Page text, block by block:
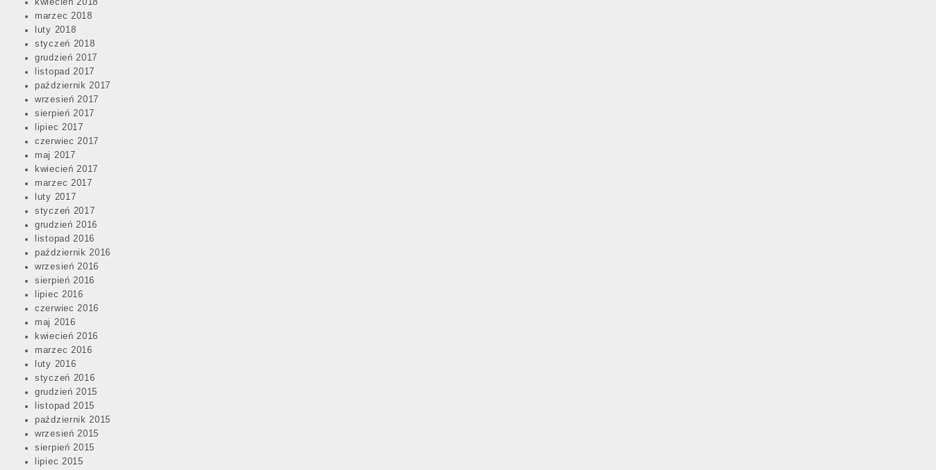
kwiecień 2018
marzec 2018
luty 2018
styczeń 2018
grudzień 2017
listopad 2017
październik 2017
wrzesień 2017
sierpień 2017
lipiec 2017
czerwiec 2017
maj 2017
kwiecień 2017
marzec 2017
luty 2017
styczeń 2017
grudzień 2016
listopad 2016
październik 2016
wrzesień 2016
sierpień 2016
lipiec 2016
czerwiec 2016
maj 2016
kwiecień 2016
marzec 2016
luty 2016
styczeń 2016
grudzień 2015
listopad 2015
październik 2015
wrzesień 2015
sierpień 2015
lipiec 2015